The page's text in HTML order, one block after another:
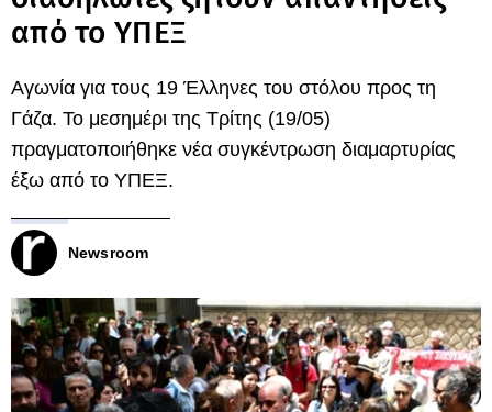
από το ΥΠΕΞ
Αγωνία για τους 19 Έλληνες του στόλου προς τη
Γάζα. Το μεσημέρι της Τρίτης (19/05)
πραγματοποιήθηκε νέα συγκέντρωση διαμαρτυρίας
έξω από το ΥΠΕΞ.
Newsroom